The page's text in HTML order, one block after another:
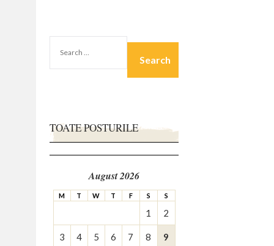
FOR:
TOATE POSTURILE
August 2026
M T W T F S S
1 2
3 4 5 6 7 8 9